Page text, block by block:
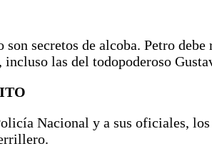
secretos de alcoba. Petro
las del todopoderoso
Nacional y a sus oficiales,